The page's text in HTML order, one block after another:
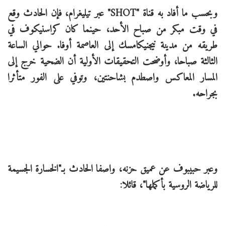
وبحسب ما أفاد به قناة "SHOT" عبر تيليغرام، فإن الحادث وقع
في وقت مبكر من صباح الأحد، حينما كان كراسنيكوف في
طريقه من مدينة نيجنيكامسك إلى العاصمة أوفا. حوالي الساعة
الثالثة صباحا، وأوضحت التحقيقات الأولية أن الضحية خرج إلى
المسار المعاكس واصطدم بشاحنتين، وتوفي على الفور متأثرا
بجراحه.
وعبر حبيبوف عن عميق حزنه، واصفا الحادث بـ"الخسارة الجسيمة
للرياضة الروسية بأكملها"، قائلا: